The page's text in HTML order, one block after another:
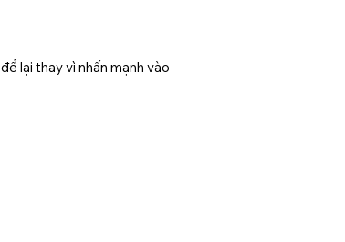
lại thay vì nhấn mạnh vào